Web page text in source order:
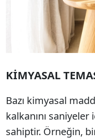
KİMYASAL
Bazı kimyasal
kalkanını
sahiptir. Örneğin,